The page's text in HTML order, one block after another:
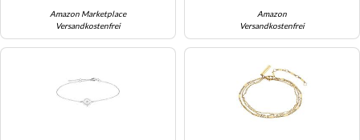
Amazon Marketplace
Versandkostenfrei
Amazon
Versandkostenfrei